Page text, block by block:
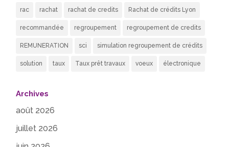
rac rachat rachat de credits Rachat de crédits Lyon
recommandée regroupement regroupement de credits
REMUNERATION sci simulation regroupement de crédits
solution taux Taux prêt travaux voeux électronique
Archives
août 2026
juillet 2026